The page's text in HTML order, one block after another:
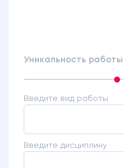
Уникальность работы
Введите вид работы
Введите дисциплину